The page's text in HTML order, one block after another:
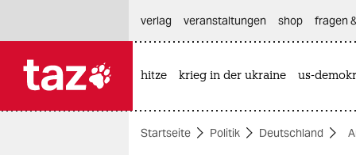
themen
verlag
veranstaltungen shop fragen
hitze krieg in der ukraine us-
Startseite Politik Deutschland